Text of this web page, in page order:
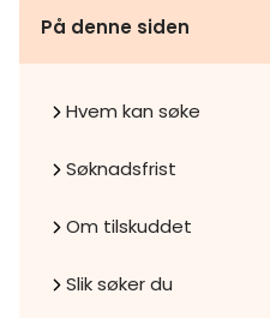
På denne siden
Hvem kan søke
Søknadsfrist
Om tilskuddet
Slik søker du